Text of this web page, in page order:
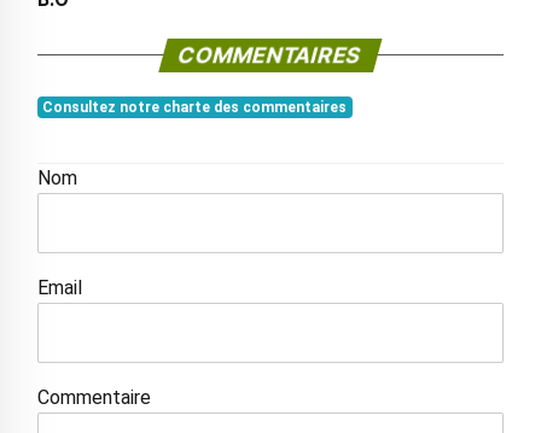
COMMENTAIRES
Consultez notre charte des commentaires
Nom
Email
Commentaire